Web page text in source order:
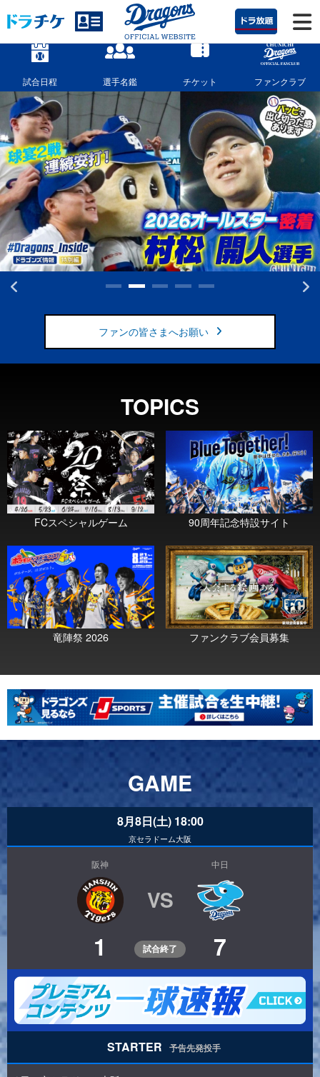
試合日程 選手名鑑 チケット ファンクラブ
ファンの皆さまへお願い
TOPICS
FCスペシャルゲーム 90周年記念特設サイト
竜陣祭 2026 ファンクラブ会員募集
GAME
8月8日(土) 18:00
京セラドーム大阪
阪神 中日
VS
1 試合終了 7
STARTER 予告先発投手